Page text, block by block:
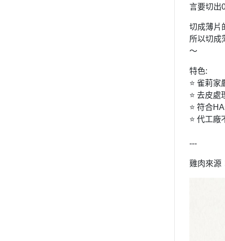
言要切出
切成薄片
所以切成
～
特色:
⭐ 雀莉
⭐ 去皮
⭐ 符合
⭐ 代工
---
雞肉來源